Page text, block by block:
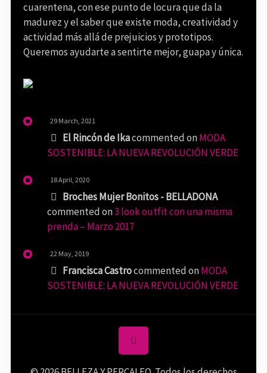
cuarentena, con ese punto de locura que da la
madurez y el saber que existe moda, creatividad y
actividad más allá de prejuicios y prototipos.
Queremos ayudarte a sentirte mejor, guapa y única.
29 March, 2021
El Rincón de Ikacommented onMODA
SOSTENIBLE: LA NUEVA REVOLUCIÓN VERDE
18 April, 2020
Broches Mujer Bonitos - BELLADONA
commented on3 look outfit con una misma
prenda – Marzo 2017
22 May, 2019
Francisca Castrocommented onMODA
SOSTENIBLE: LA NUEVA REVOLUCIÓN VERDE